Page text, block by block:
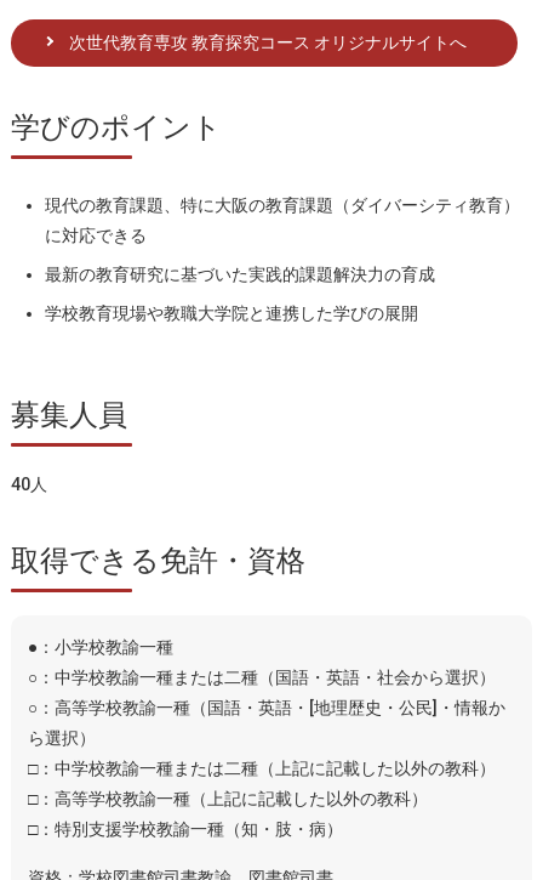
次世代教育専攻 教育探究コース オリジナルサイトへ
学びのポイント
現代の教育課題、特に大阪の教育課題（ダイバーシティ教育）
に対応できる
最新の教育研究に基づいた実践的課題解決力の育成
学校教育現場や教職大学院と連携した学びの展開
募集人員
40人
取得できる免許・資格
●：小学校教諭一種
○：中学校教諭一種または二種（国語・英語・社会から選択）
○：高等学校教諭一種（国語・英語・[地理歴史・公民]・情報か
ら選択）
□：中学校教諭一種または二種（上記に記載した以外の教科）
□：高等学校教諭一種（上記に記載した以外の教科）
□：特別支援学校教諭一種（知・肢・病）